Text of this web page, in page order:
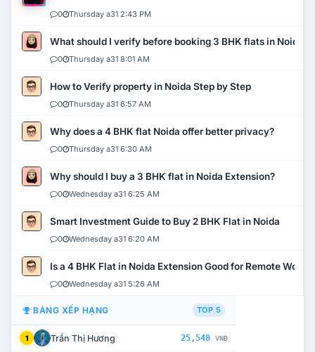
0 Thursday a31 2:43 PM
What should I verify before booking 3 BHK flats in Noida?
0 Thursday a31 8:01 AM
How to Verify property in Noida Step by Step
0 Thursday a31 6:57 AM
Why does a 4 BHK flat Noida offer better privacy?
0 Thursday a31 6:30 AM
Why should I buy a 3 BHK flat in Noida Extension?
0 Wednesday a31 6:25 AM
Smart Investment Guide to Buy 2 BHK Flat in Noida
0 Wednesday a31 6:20 AM
Is a 4 BHK Flat in Noida Extension Good for Remote Work?
0 Wednesday a31 5:26 AM
BẢNG XẾP HẠNG TOP 5
1 Trần Thị Hương 25,548 VNĐ